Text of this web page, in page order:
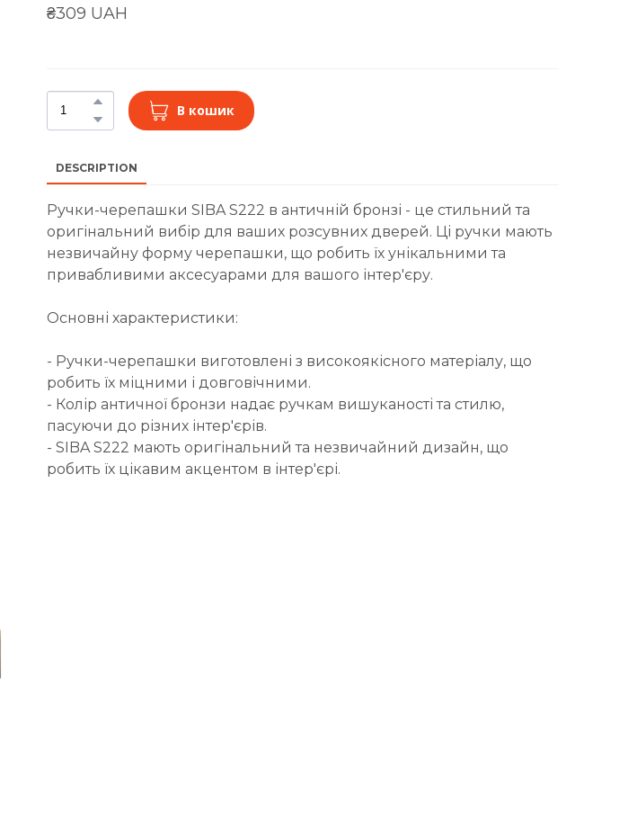
₴309 UAH
В кошик
DESCRIPTION
Ручки-черепашки SIBA S222 в античній бронзі - це стильний та
оригінальний вибір для ваших розсувних дверей. Ці ручки мають
незвичайну форму черепашки, що робить їх унікальними та
привабливими аксесуарами для вашого інтер'єру.
Основні характеристики:
- Ручки-черепашки виготовлені з високоякісного матеріалу, що
робить їх міцними і довговічними.
- Колір античної бронзи надає ручкам вишуканості та стилю,
пасуючи до різних інтер'єрів.
- SIBA S222 мають оригінальний та незвичайний дизайн, що
робить їх цікавим акцентом в інтер'єрі.